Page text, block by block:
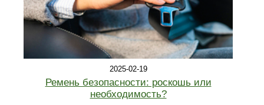
2025-02-19
Ремень безопасности: роскошь или
необходимость?